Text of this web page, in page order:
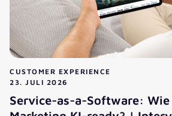
CUSTOMER EXPERIENCE
23. JULI 2026
Service-as-a-Software: